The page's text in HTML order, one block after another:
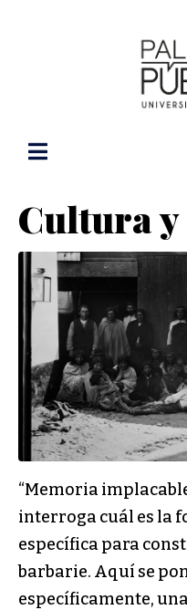
Cultura
“Memoria
interroga cu​á​l es la
específica para
barbarie. Aquí se
específicamente,